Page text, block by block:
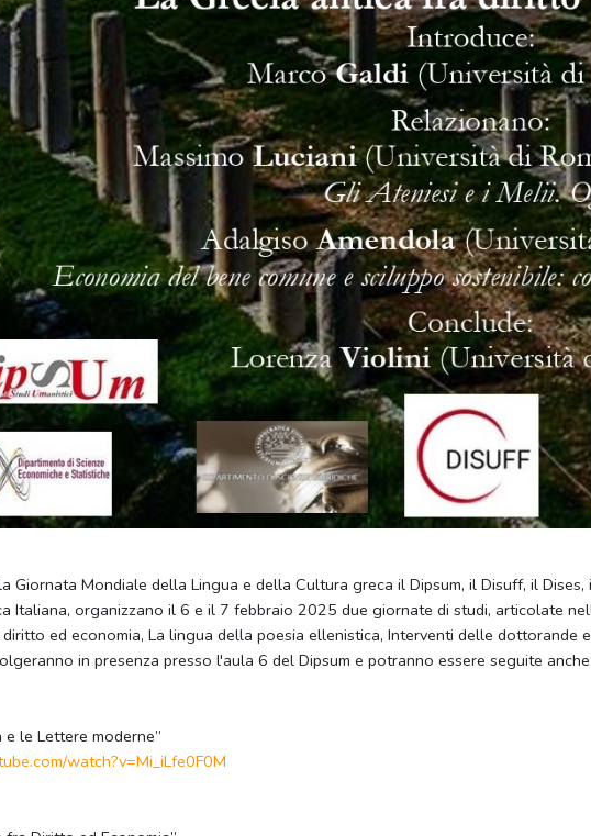
Giornata Mondiale della Lingua e della Cultura greca il Dipsum, il Disuff, il
Italiana, organizzano il 6 e il 7 febbraio 2025 due giornate di studi, articolate
ed economia, La lingua della poesia ellenistica, Interventi delle dottorande
in presenza presso l'aula 6 del Dipsum e potranno essere seguite
e le Lettere moderne”
watch?v=Mi_iLfe0F0M